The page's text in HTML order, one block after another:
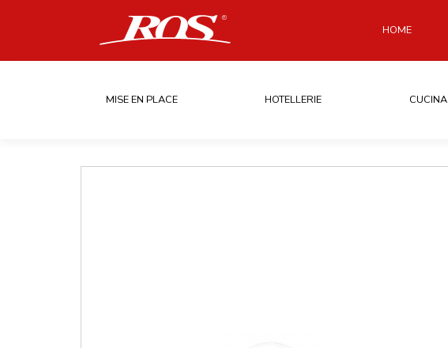
HOME
MISE EN PLACE HOTELLERIE CUCINA